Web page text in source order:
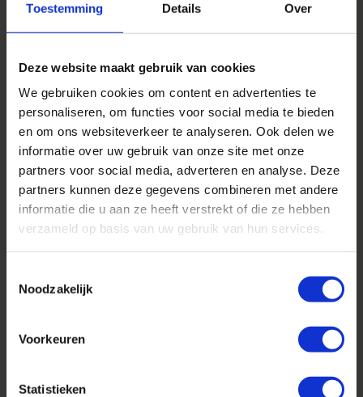
Toestemming Details Over
Deze website maakt gebruik van cookies
We gebruiken cookies om content en advertenties te
personaliseren, om functies voor social media te bieden
en om ons websiteverkeer te analyseren. Ook delen we
informatie over uw gebruik van onze site met onze
partners voor social media, adverteren en analyse. Deze
partners kunnen deze gegevens combineren met andere
informatie die u aan ze heeft verstrekt of die ze hebben
verzameld op basis van uw gebruik van hun services.
Noodzakelijk
Voorkeuren
Statistieken
voedsel voor een omschakeling in de pensflora.
Daarvoor is een smakelijk rantsoen onmisbaar.
Door het kauwen en herkauwen wordt speeksel
geproduceerd dat rijk is aan de pensbuffer
natriumbicarbonaat. Deze stof neutraliseert
zuren en stabiliseert de pH in de pens.
Wanneer de koe rust neemt, of zoals hiervoor
genoemd, het kalf nog in ontwikkeling is, kan
een tekort ontstaan van de toestroom van
pH in de pens en neemt het gevaar op
het cruciaal om je rantsoen te synchroniseren
met een langdurige en pH gestuurde oplossing.